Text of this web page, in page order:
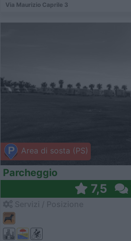
Via Maurizio Caprile 3
Area di sosta (PS)
Parcheggio
7,5